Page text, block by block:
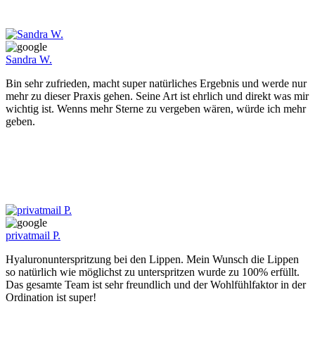
Sandra W.
Bin sehr zufrieden, macht super natürliches Ergebnis und werde nur
mehr zu dieser Praxis gehen. Seine Art ist ehrlich und direkt was mir
wichtig ist. Wenns mehr Sterne zu vergeben wären, würde ich mehr
geben.
privatmail P.
Hyaluronunterspritzung bei den Lippen. Mein Wunsch die Lippen
so natürlich wie möglichst zu unterspritzen wurde zu 100% erfüllt.
Das gesamte Team ist sehr freundlich und der Wohlfühlfaktor in der
Ordination ist super!